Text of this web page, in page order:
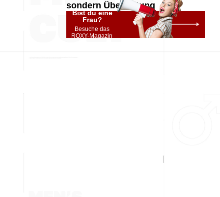
sondern Überlastung
Bist du eine
Frau?
Besuche das
ROXY-Magazin